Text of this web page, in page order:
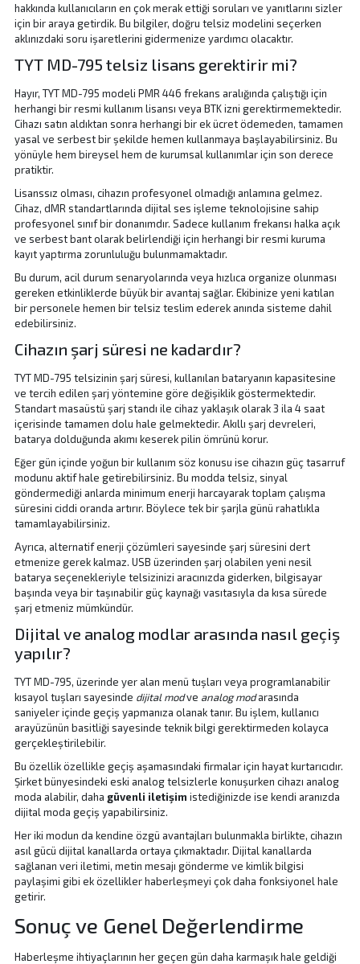
hakkında kullanıcıların en çok merak ettiği soruları ve yanıtlarını sizler
için bir araya getirdik. Bu bilgiler, doğru telsiz modelini seçerken
aklınızdaki soru işaretlerini gidermenize yardımcı olacaktır.
TYT MD-795 telsiz lisans gerektirir mi?
Hayır, TYT MD-795 modeli PMR 446 frekans aralığında çalıştığı için
herhangi bir resmi kullanım lisansı veya BTK izni gerektirmemektedir.
Cihazı satın aldıktan sonra herhangi bir ek ücret ödemeden, tamamen
yasal ve serbest bir şekilde hemen kullanmaya başlayabilirsiniz. Bu
yönüyle hem bireysel hem de kurumsal kullanımlar için son derece
pratiktir.
Lisanssız olması, cihazın profesyonel olmadığı anlamına gelmez.
Cihaz, dMR standartlarında dijital ses işleme teknolojisine sahip
profesyonel sınıf bir donanımdır. Sadece kullanım frekansı halka açık
ve serbest bant olarak belirlendiği için herhangi bir resmi kuruma
kayıt yaptırma zorunluluğu bulunmamaktadır.
Bu durum, acil durum senaryolarında veya hızlıca organize olunması
gereken etkinliklerde büyük bir avantaj sağlar. Ekibinize yeni katılan
bir personele hemen bir telsiz teslim ederek anında sisteme dahil
edebilirsiniz.
Cihazın şarj süresi ne kadardır?
TYT MD-795 telsizinin şarj süresi, kullanılan bataryanın kapasitesine
ve tercih edilen şarj yöntemine göre değişiklik göstermektedir.
Standart masaüstü şarj standı ile cihaz yaklaşık olarak 3 ila 4 saat
içerisinde tamamen dolu hale gelmektedir. Akıllı şarj devreleri,
batarya dolduğunda akımı keserek pilin ömrünü korur.
Eğer gün içinde yoğun bir kullanım söz konusu ise cihazın güç tasarruf
modunu aktif hale getirebilirsiniz. Bu modda telsiz, sinyal
göndermediği anlarda minimum enerji harcayarak toplam çalışma
süresini ciddi oranda artırır. Böylece tek bir şarjla günü rahatlıkla
tamamlayabilirsiniz.
Ayrıca, alternatif enerji çözümleri sayesinde şarj süresini dert
etmenize gerek kalmaz. USB üzerinden şarj olabilen yeni nesil
batarya seçenekleriyle telsizinizi aracınızda giderken, bilgisayar
başında veya bir taşınabilir güç kaynağı vasıtasıyla da kısa sürede
şarj etmeniz mümkündür.
Dijital ve analog modlar arasında nasıl geçiş
yapılır?
TYT MD-795, üzerinde yer alan menü tuşları veya programlanabilir
kısayol tuşları sayesinde dijital modve analog modarasında
saniyeler içinde geçiş yapmanıza olanak tanır. Bu işlem, kullanıcı
arayüzünün basitliği sayesinde teknik bilgi gerektirmeden kolayca
gerçekleştirilebilir.
Bu özellik özellikle geçiş aşamasındaki firmalar için hayat kurtarıcıdır.
Şirket bünyesindeki eski analog telsizlerle konuşurken cihazı analog
moda alabilir, daha güvenli iletişim istediğinizde ise kendi aranızda
dijital moda geçiş yapabilirsiniz.
Her iki modun da kendine özgü avantajları bulunmakla birlikte, cihazın
asıl gücü dijital kanallarda ortaya çıkmaktadır. Dijital kanallarda
sağlanan veri iletimi, metin mesajı gönderme ve kimlik bilgisi
paylaşimi gibi ek özellikler haberleşmeyi çok daha fonksiyonel hale
getirir.
Sonuç ve Genel Değerlendirme
Haberleşme ihtiyaçlarının her geçen gün daha karmaşık hale geldiği